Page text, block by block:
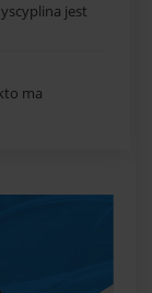
jest
ma